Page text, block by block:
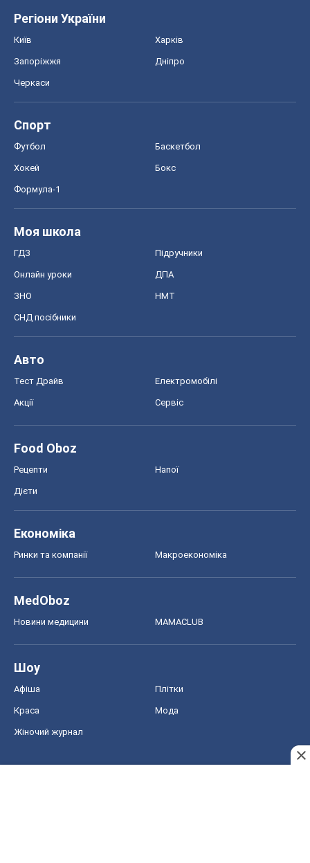
Регіони України
Київ Харків
Запоріжжя Дніпро
Черкаси
Спорт
Футбол Баскетбол
Хокей Бокс
Формула-1
Моя школа
ГДЗ Підручники
Онлайн уроки ДПА
ЗНО НМТ
СНД посібники
Авто
Тест Драйв Електромобілі
Акції Сервіс
Food Oboz
Рецепти Напої
Дієти
Економіка
Ринки та компанії Макроекономіка
MedOboz
Новини медицини MAMACLUB
Шоу
Афіша Плітки
Краса Мода
Жіночий журнал